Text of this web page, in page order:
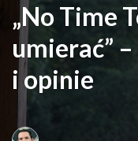
„No Time
umierać”
i opinie